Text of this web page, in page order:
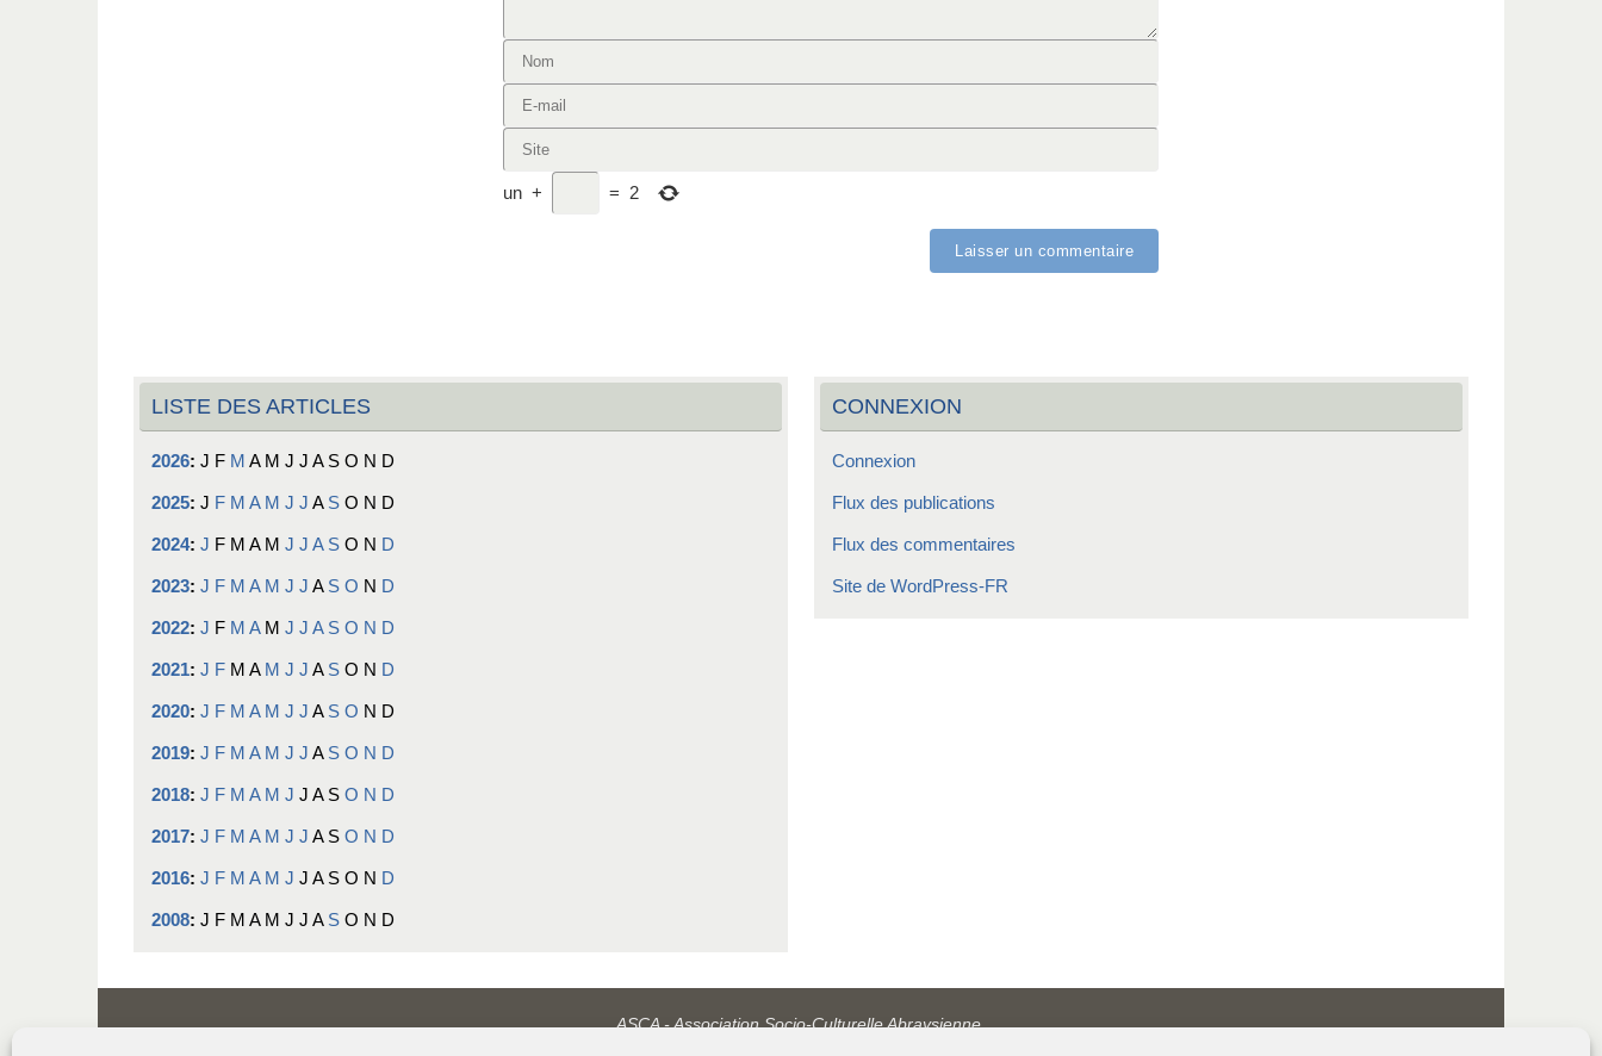
un + = 2
LISTE DES ARTICLES
2026: J F M A M J J A S O N D
2025: J F M A M J J A S O N D
2024: J F M A M J J A S O N D
2023: J F M A M J J A S O N D
2022: J F M A M J J A S O N D
2021: J F M A M J J A S O N D
2020: J F M A M J J A S O N D
2019: J F M A M J J A S O N D
2018: J F M A M J J A S O N D
2017: J F M A M J J A S O N D
2016: J F M A M J J A S O N D
2008: J F M A M J J A S O N D
CONNEXION
Connexion
Flux des publications
Flux des commentaires
Site de WordPress-FR
ASCA - Association Socio-Culturelle Abraysienne.